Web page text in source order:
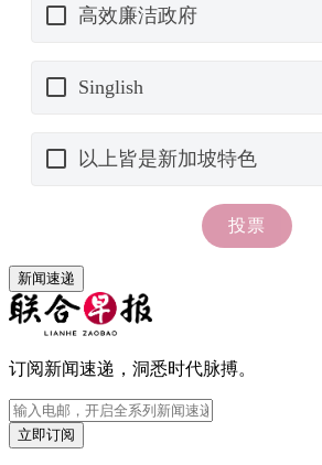
新闻速递
订阅新闻速递，洞悉时代脉搏。
立即订阅